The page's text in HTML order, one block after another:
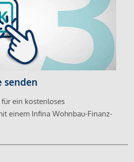
senden
ein kostenloses
einem Infina Wohnbau-Finanz-